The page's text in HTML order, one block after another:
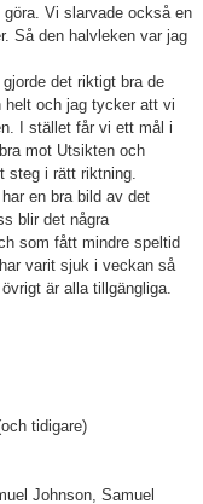
Vi slarvade också en
Så den halvleken var jag
det riktigt bra de
helt och jag tycker att vi
I stället får vi ett mål i
mot Utsikten och
steg i rätt riktning.
en bra bild av det
blir det några
som fått mindre speltid
varit sjuk i veckan så
är alla tillgängliga.
tidigare)
Johnson, Samuel